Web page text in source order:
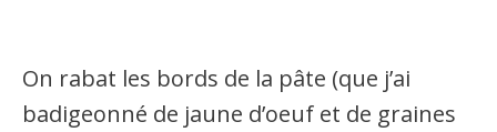
On rabat les bords de la pâte (que j’ai
badigeonné de jaune d’oeuf et de graines